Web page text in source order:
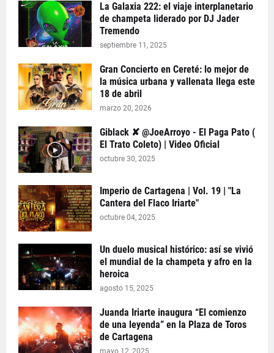
La Galaxia 222: el viaje interplanetario
de champeta liderado por DJ Jader
Tremendo
septiembre 11, 2025
Gran Concierto en Cereté: lo mejor de
la música urbana y vallenata llega este
18 de abril
marzo 20, 2026
Giblack ✘ @JoeArroyo - El Paga Pato (
El Trato Coleto) | Video Oficial
octubre 30, 2025
Imperio de Cartagena | Vol. 19 | "La
Cantera del Flaco Iriarte"
octubre 04, 2025
Un duelo musical histórico: así se vivió
el mundial de la champeta y afro en la
heroica
agosto 15, 2025
Juanda Iriarte inaugura “El comienzo
de una leyenda” en la Plaza de Toros
de Cartagena
mayo 12, 2025